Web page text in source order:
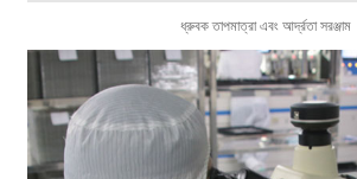
ধ্রুবক তাপমাত্রা এবং আর্দ্রতা সরঞ্জাম